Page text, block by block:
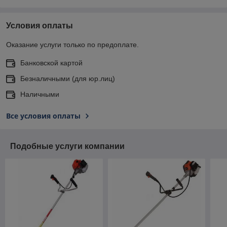
Условия оплаты
Оказание услуги только по предоплате.
Банковской картой
Безналичными (для юр.лиц)
Наличными
Все условия оплаты
Подобные услуги компании